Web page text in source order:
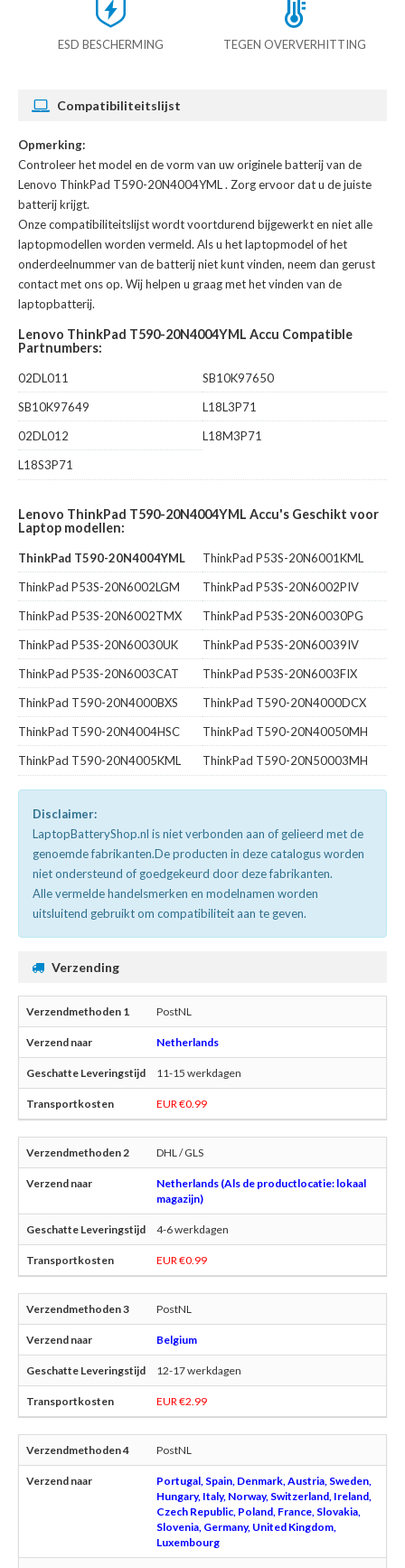
ESD BESCHERMING TEGEN OVERVERHITTING
Compatibiliteitslijst
Opmerking:
Controleer het model en de vorm van uw originele batterij van de
Lenovo ThinkPad T590-20N4004YML . Zorg ervoor dat u de juiste
batterij krijgt.
Onze compatibiliteitslijst wordt voortdurend bijgewerkt en niet alle
laptopmodellen worden vermeld. Als u het laptopmodel of het
onderdeelnummer van de batterij niet kunt vinden, neem dan gerust
contact met ons op. Wij helpen u graag met het vinden van de
laptopbatterij.
Lenovo ThinkPad T590-20N4004YML Accu Compatible
Partnumbers:
02DL011
SB10K97650
SB10K97649
L18L3P71
02DL012
L18M3P71
L18S3P71
Lenovo ThinkPad T590-20N4004YML Accu's Geschikt voor
Laptop modellen:
ThinkPad T590-20N4004YML
ThinkPad P53S-20N6001KML
ThinkPad P53S-20N6002LGM
ThinkPad P53S-20N6002PIV
ThinkPad P53S-20N6002TMX
ThinkPad P53S-20N60030PG
ThinkPad P53S-20N60030UK
ThinkPad P53S-20N60039IV
ThinkPad P53S-20N6003CAT
ThinkPad P53S-20N6003FIX
ThinkPad T590-20N4000BXS
ThinkPad T590-20N4000DCX
ThinkPad T590-20N4004HSC
ThinkPad T590-20N40050MH
ThinkPad T590-20N4005KML
ThinkPad T590-20N50003MH
Disclaimer:
LaptopBatteryShop.nl is niet verbonden aan of gelieerd met de
genoemde fabrikanten.De producten in deze catalogus worden
niet ondersteund of goedgekeurd door deze fabrikanten.
Alle vermelde handelsmerken en modelnamen worden
uitsluitend gebruikt om compatibiliteit aan te geven.
Verzending
PostNL
Netherlands
11-15 werkdagen
EUR €0.99
DHL / GLS
Netherlands (Als de productlocatie: lokaal
magazijn)
4-6 werkdagen
EUR €0.99
PostNL
Belgium
12-17 werkdagen
EUR €2.99
PostNL
Portugal, Spain, Denmark, Austria, Sweden,
Hungary, Italy, Norway, Switzerland, Ireland,
Czech Republic, Poland, France, Slovakia,
Slovenia, Germany, United Kingdom,
Luxembourg